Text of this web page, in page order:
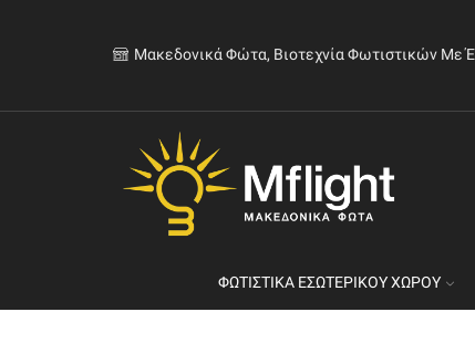
Μακεδονικά Φώτα, Βιοτεχνία Φωτιστικών Με
ΦΩΤΙΣΤΙΚΆ ΕΣΩΤΕΡΙΚΟΎ ΧΏΡΟΥ